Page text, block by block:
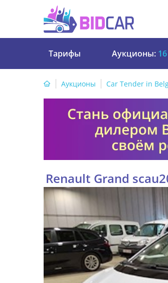
Тарифы Аукционы: 16
Аукционы Car Tender in
Renault Grand